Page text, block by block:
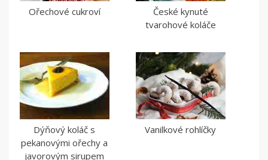
Ořechové cukroví
České kynuté
tvarohové koláče
Dýňový koláč s
pekanovými ořechy a
javorovým sirupem
Vanilkové rohlíčky